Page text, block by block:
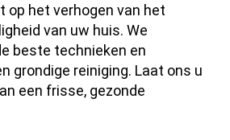
op het verhogen van het
van uw huis. We
beste technieken en
grondige reiniging. Laat ons u
een frisse, gezonde